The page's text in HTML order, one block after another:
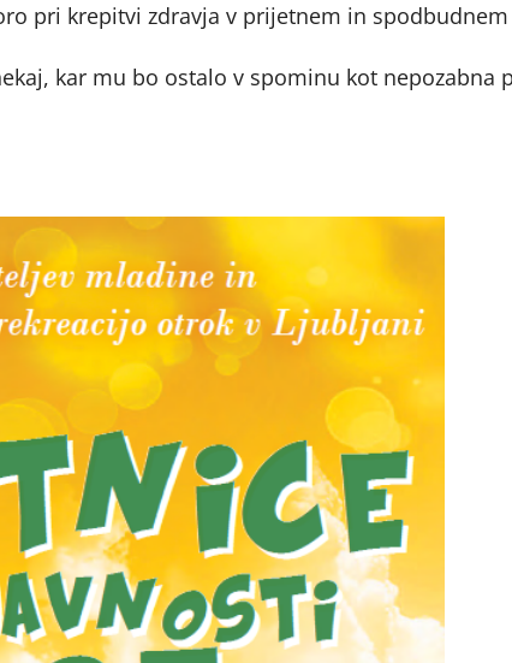
pri krepitvi zdravja v prijetnem in
kar mu bo ostalo v spominu kot nepozabna